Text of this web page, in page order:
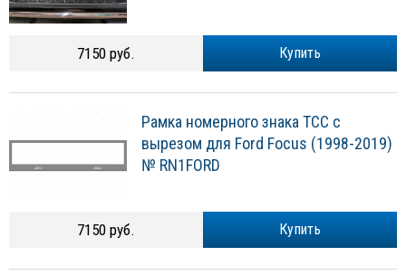
Купить
7150 руб.
Рамка номерного знака ТСС с
вырезом для Ford Focus (1998-2019)
№ RN1FORD
Купить
7150 руб.